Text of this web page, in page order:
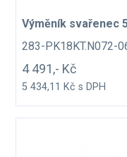
Výměník svařenec
283-PK18KT.N072-
4 491,- Kč
5 434,11 Kč s DPH